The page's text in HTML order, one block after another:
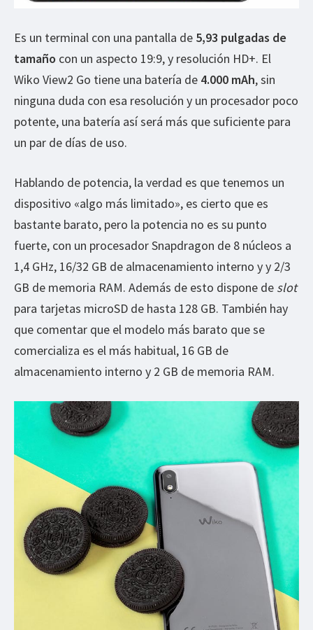
Es un terminal con una pantalla de 5,93 pulgadas de
tamaño con un aspecto 19:9, y resolución HD+. El
Wiko View2 Go tiene una batería de 4.000 mAh, sin
ninguna duda con esa resolución y un procesador poco
potente, una batería así será más que suficiente para
un par de días de uso.
Hablando de potencia, la verdad es que tenemos un
dispositivo «algo más limitado», es cierto que es
bastante barato, pero la potencia no es su punto
fuerte, con un procesador Snapdragon de 8 núcleos a
1,4 GHz, 16/32 GB de almacenamiento interno y y 2/3
GB de memoria RAM. Además de esto dispone de slot
para tarjetas microSD de hasta 128 GB. También hay
que comentar que el modelo más barato que se
comercializa es el más habitual, 16 GB de
almacenamiento interno y 2 GB de memoria RAM.